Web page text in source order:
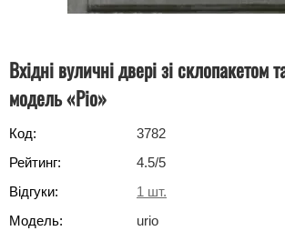
Вхідні вуличні двері зі склопакетом
модель «Ріо»
Код:
3782
Рейтинг:
4.5/5
Відгуки:
1 шт.
Модель:
urio